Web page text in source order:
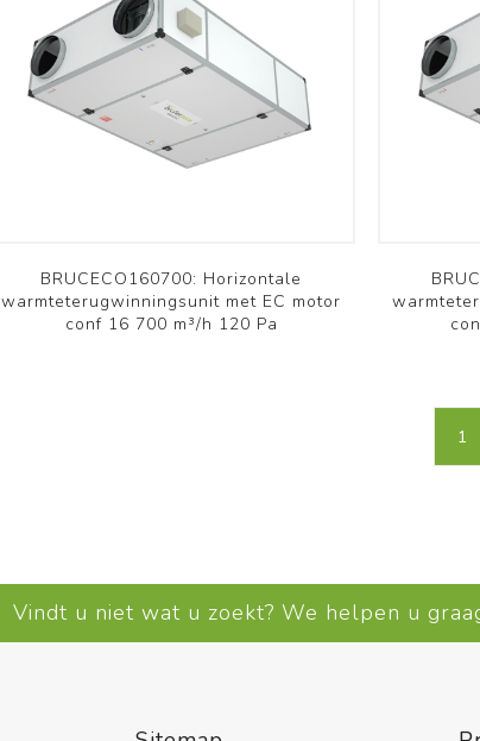
Domekt
Verso
RHP
Bekijk meer
Färna
Ducto
OSMO
Kabelgoten en
BRUCECO160700: Horizontale
warmteterugwinningsunit met EC motor
conf 16 700 m³/h 120 Pa
1
Vindt u niet wat u zoekt? We helpen u